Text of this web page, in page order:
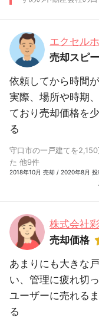
エクセル
売却スピ
依頼してから時間
実際、場所や時期
ており売却価格を
る
守口市の一戸建てを
た 他9件
2018年10月 売却 / 2020年8月 投
株式会社
売却価格
あまりにも大きな
い、管理に疲れ切
ユーザーに売れる
る